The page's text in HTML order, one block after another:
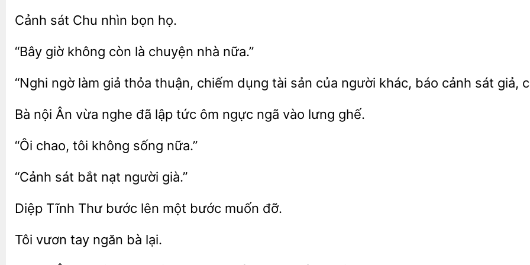
Chu bọn họ.
“Bây giờ không còn nhà
“Nghi ngờ giả thỏa thuận, chiếm dụng tài sản của người khác, sát giả,
Bà nội Ân nghe đã lập ôm ngực vào lưng ghế.
chao, không sống
bắt nạt già.”
Diệp Thư bước một bước đỡ.
Tôi tay ngăn